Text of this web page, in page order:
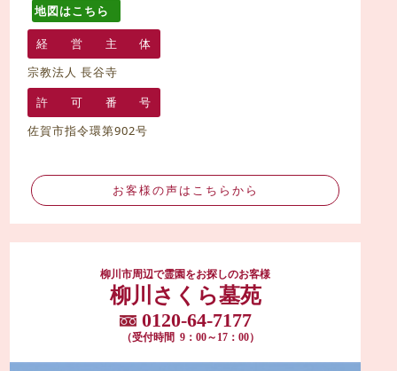
地図はこちら
経 営 主
体
宗教法人 長谷寺
許
可 番
号
佐賀市指令環第902号
お客様の声はこちらから
柳川市周辺で霊園をお探しのお客様
柳川さくら墓苑
0120-64-7177
（受付時間 9：00～17：00）